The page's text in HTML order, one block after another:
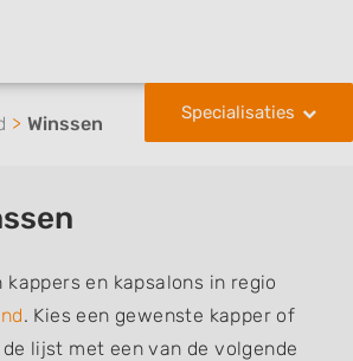
Specialisaties
Winssen
en kapsalons in regio
. Kies een gewenste kapper of
lijst met een van de volgende